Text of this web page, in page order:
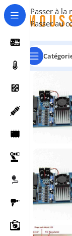
Passer à la
Passer au